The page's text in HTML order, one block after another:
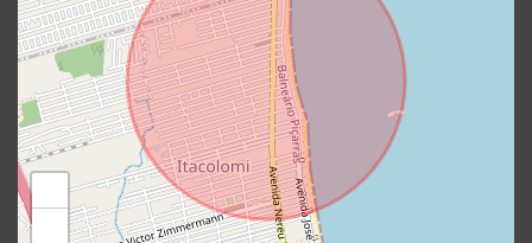
quem busca viver com elegância e tranquilidade em um dos
melhores bairros de Balneário Piçarras.
Não perca essa oportunidade de morar em um edifício
único e exclusivo.
Entre em contato para mais informações!